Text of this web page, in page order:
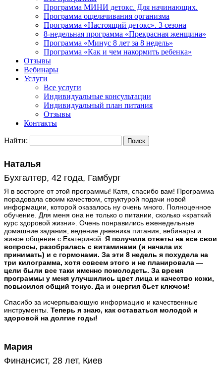
Программа МИНИ детокс. Для начинающих.
Программа ощелачивания организма
Программа «Настоящий детокс». 3 сезона
8-недельная программа «Прекрасная женщина»
Программа «Минус 8 лет за 8 недель»
Программа «Как и чем накормить ребенка»
Отзывы
Вебинары
Услуги
Все услуги
Индивидуальные консультации
Индивидуальный план питания
Отзывы
Контакты
Найти:
Наталья
Бухгалтер, 42 года, Гамбург
Я в восторге от этой программы! Катя, спасибо вам! Программа
порадовала своим качеством, структурой подачи новой
информации, которой оказалось ну очень много. Полноценное
обучение. Для меня она не только о питании, сколько «краткий
курс здоровой жизни». Очень понравились еженедельные
домашние задания, ведение дневника питания, вебинары и
живое общение с Екатериной. Я получила ответы на все свои
вопросы, разобралась с витаминами (и начала их
принимать) и с гормонами. За эти 8 недель я похудела на
три килограмма, хотя совсем этого и не планировала —
цели были все таки именно помолодеть. За время
программы у меня улучшились цвет лица и качество кожи,
повысился общий тонус. Да и энергия бьет ключом!
Спасибо за исчерпывающую информацию и качественные
инструменты. Теперь я знаю, как оставаться молодой и
здоровой на долгие годы!
Мария
Финансист, 28 лет, Киев